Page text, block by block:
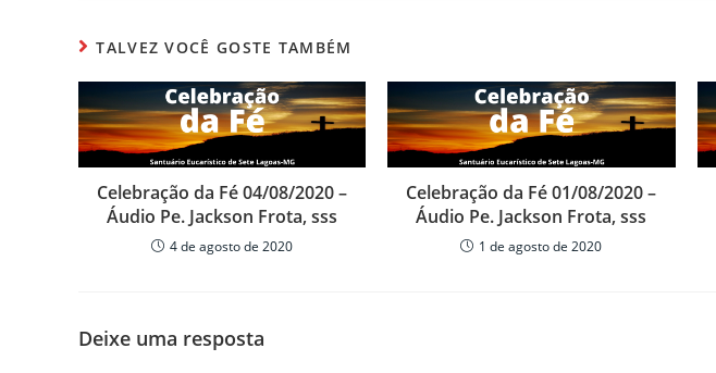
s
A
p
p
e
b
o
o
k
er p
ar
til
h
ar
TALVEZ VOCÊ GOSTE TAMBÉM
Celebração da Fé 04/08/2020 –
Áudio Pe. Jackson Frota, sss
4 de agosto de 2020
Celebração da Fé 01/08/2020 –
Áudio Pe. Jackson Frota, sss
1 de agosto de 2020
Deixe uma resposta